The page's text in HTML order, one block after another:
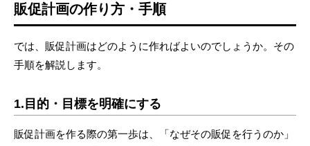
販促計画の作り方・手順
では、販促計画はどのように作ればよいのでしょうか。その
手順を解説します。
1.目的・目標を明確にする
販促計画を作る際の第一歩は、「なぜその販促を行うのか」